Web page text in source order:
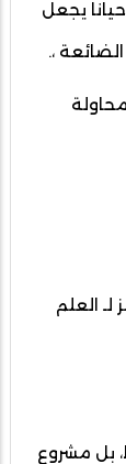
يجعل
،.
العلم
بل مشروع